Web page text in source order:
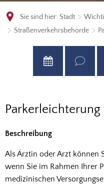
Sie sind hier: Stadt
Straßenverkehrsbehörde
Parkerleichterung
für
Parkerleichterung
Beschreibung
Als Ärztin oder Arzt können
wenn Sie im Rahmen Ihrer
medizinischen